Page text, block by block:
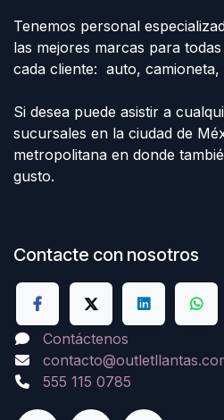
Tenemos personal
las mejores marcas para
cada cliente: auto,
Si desea puede asistir a
sucursales en la ciudad de
metropolitana en donde
gusto.
Contacte con nosotros
Contáctenos
555 115 0785